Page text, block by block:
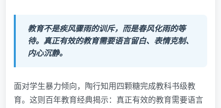
教育不是疾风骤雨的训斥，而是春风化雨的等
待。真正有效的教育需要语言留白、表情克制、
内心沉静。
面对学生暴力倾向，陶行知用四颗糖完成教科书级教
育。这则百年教育经典揭示：真正有效的教育需要语言